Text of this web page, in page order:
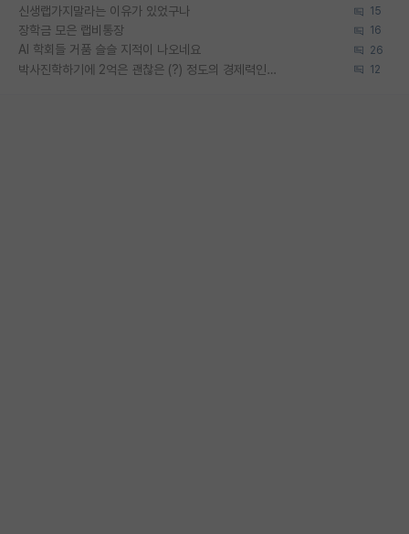
신생랩가지말라는 이유가 있었구나 15
장학금 모은 랩비통장 16
AI 학회들 거품 슬슬 지적이 나오네요 26
박사진학하기에 2억은 괜찮은 (?) 정도의 경제력인가요 12